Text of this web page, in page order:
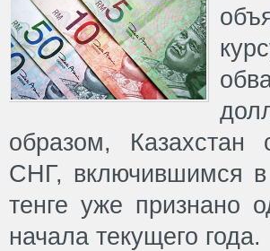
образом, Казахстан
СНГ, включившимся в
тенге уже признано
начала текущего года.